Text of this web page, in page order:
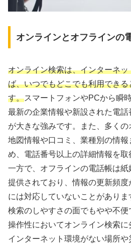
オンラインとオフラインの
オンライン検索は、インターネ
ば、いつでもどこでも利用でき
す。スマートフォンやPCから瞬
最新の企業情報や新設された電
が大きな強みです。また、多くの
地図情報や口コミ、業種別の情
め、電話番号以上の詳細情報を取
一方で、オフラインの電話帳は
提供されており、情報の更新頻
には対応していないことがあり
検索のしやすさの面でもやや不
操作性においてオンライン検索に
インターネット環境がない場所